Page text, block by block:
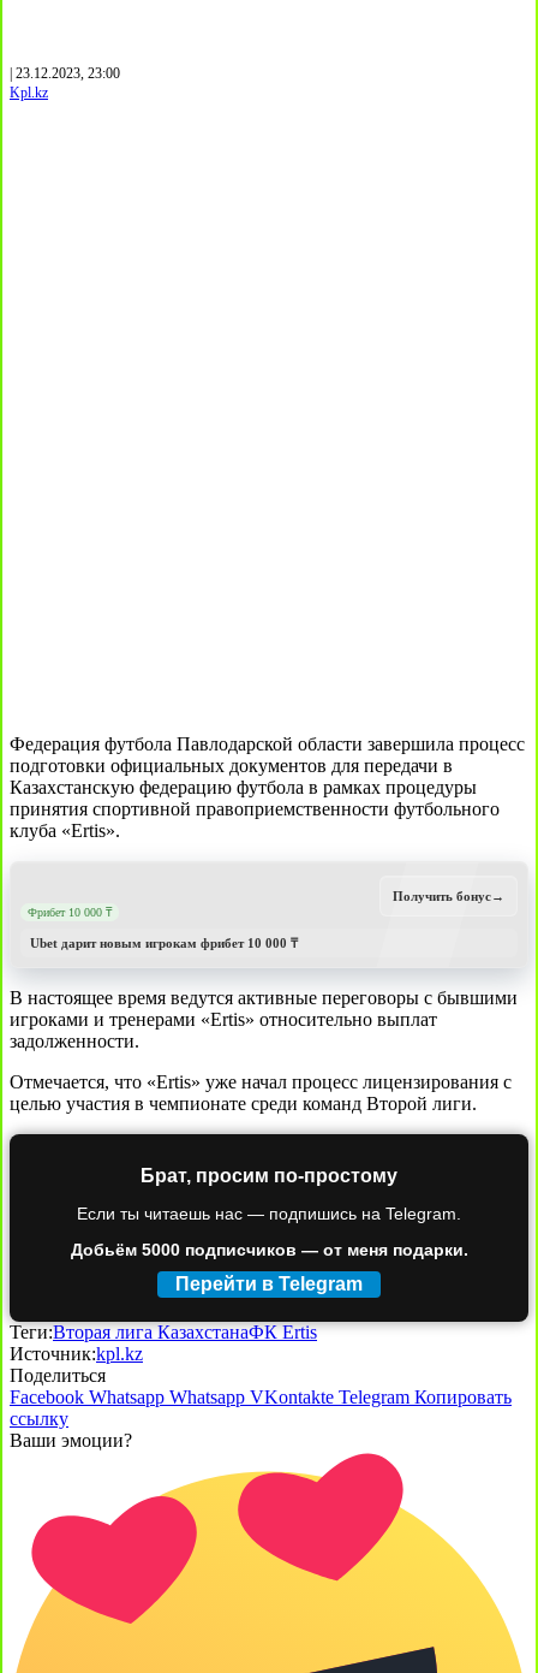
| 23.12.2023, 23:00
Kpl.kz
Федерация футбола Павлодарской области завершила процесс
подготовки официальных документов для передачи в
Казахстанскую федерацию футбола в рамках процедуры
принятия спортивной правоприемственности футбольного
клуба «Ertis».
Фрибет 10 000 ₸
Ubet дарит новым игрокам фрибет 10 000 ₸
Получить бонус→
В настоящее время ведутся активные переговоры с бывшими
игроками и тренерами «Ertis» относительно выплат
задолженности.
Отмечается, что «Ertis» уже начал процесс лицензирования с
целью участия в чемпионате среди команд Второй лиги.
Брат, просим по-простому
Если ты читаешь нас — подпишись на Telegram.
Добьём 5000 подписчиков — от меня подарки.
Перейти в Telegram
Теги:Вторая лига КазахстанаФК Ertis
Источник:kpl.kz
Поделиться
Facebook Whatsapp Whatsapp VKontakte Telegram Копировать
ссылку
Ваши эмоции?